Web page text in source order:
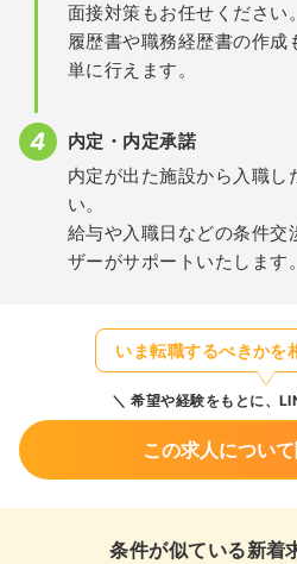
面接対策もお任せください。
履歴書や職務経歴書の作成
単に行えます。
内定・内定承諾
内定が出た施設から入職し
い。
給与や入職日などの条件交
ザーがサポートいたします。
いま転職するべきかを
希望や経験をもとに、
この求人につい
条件が似ている新着